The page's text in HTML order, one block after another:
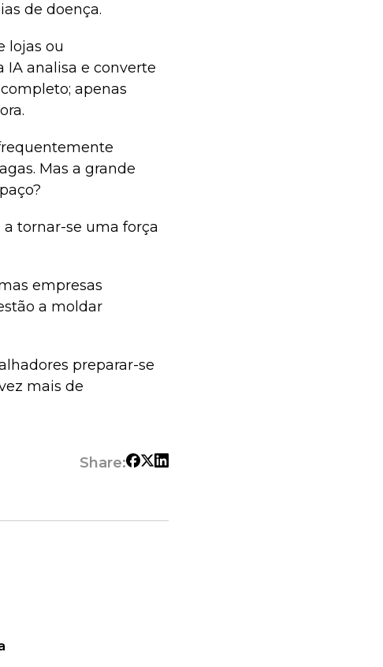
de doença.
lojas ou
IA analisa e converte
apenas
Mas a grande
tornar-se uma força
empresas
a moldar
preparar-se
mais de
Share: